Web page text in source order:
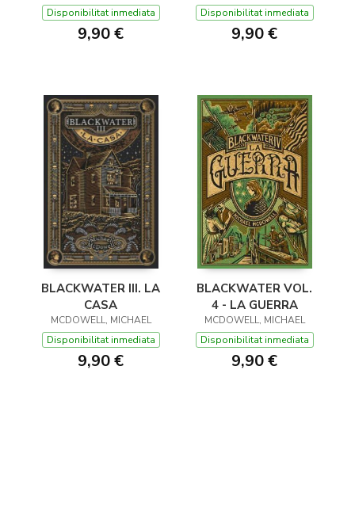
Disponibilitat inmediata
9,90 €
Disponibilitat inmediata
9,90 €
BLACKWATER III. LA
CASA
MCDOWELL, MICHAEL
Disponibilitat inmediata
9,90 €
BLACKWATER VOL.
4 - LA GUERRA
MCDOWELL, MICHAEL
Disponibilitat inmediata
9,90 €